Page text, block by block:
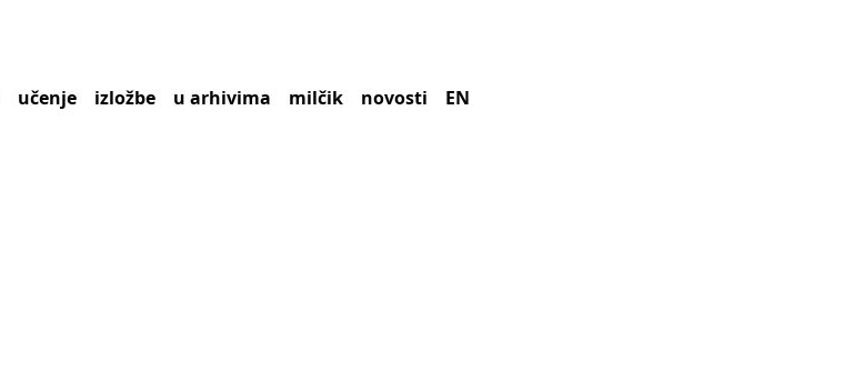
učenje izložbe u arhivima milčik novosti EN